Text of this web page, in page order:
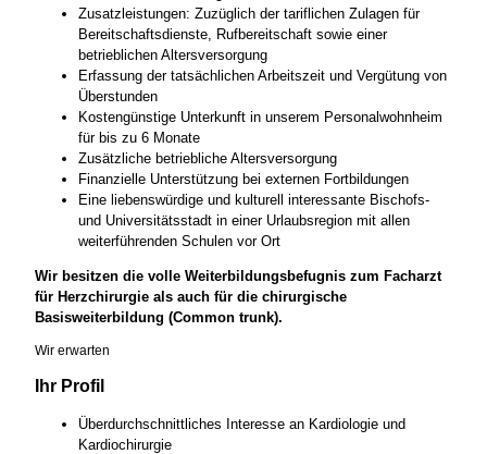
Zusatzleistungen: Zuzüglich der tariflichen Zulagen für
Bereitschaftsdienste, Rufbereitschaft sowie einer
betrieblichen Altersversorgung
Erfassung der tatsächlichen Arbeitszeit und Vergütung von
Überstunden
Kostengünstige Unterkunft in unserem Personalwohnheim
für bis zu 6 Monate
Zusätzliche betriebliche Altersversorgung
Finanzielle Unterstützung bei externen Fortbildungen
Eine liebenswürdige und kulturell interessante Bischofs-
und Universitätsstadt in einer Urlaubsregion mit allen
weiterführenden Schulen vor Ort
Wir besitzen die volle Weiterbildungsbefugnis zum Facharzt
für Herzchirurgie als auch für die chirurgische
Basisweiterbildung (Common trunk).
Wir erwarten
Ihr Profil
Überdurchschnittliches Interesse an Kardiologie und
Kardiochirurgie